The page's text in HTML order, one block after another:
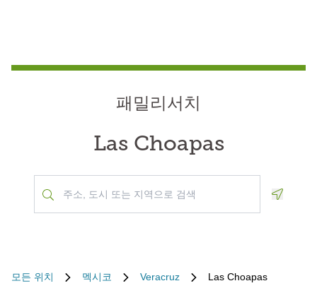
패밀리서치
Las Choapas
모든 위치 멕시코 Veracruz Las Choapas